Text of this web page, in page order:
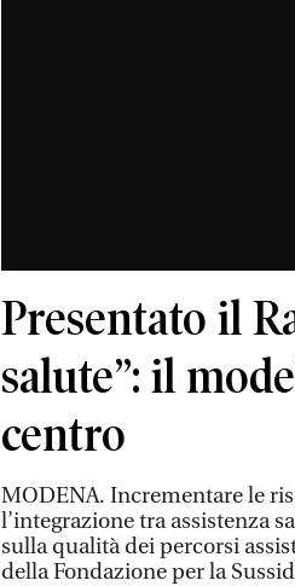
Presentato il
salute”: il
centro
MODENA. Incrementare le
l’integrazione tra assistenza
sulla qualità dei percorsi
della Fondazione per la